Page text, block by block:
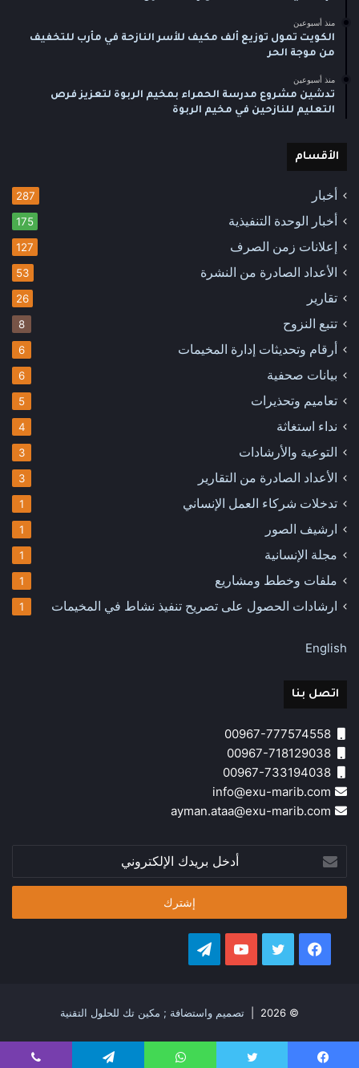
منذ أسبوعين
الكويت تمول توزيع ألف مكيف للأسر النازحة في مأرب للتخفيف
من موجة الحر
منذ أسبوعين
تدشين مشروع مدرسة الحمراء بمخيم الربوة لتعزيز فرص
التعليم للنازحين في مخيم الربوة
الأقسام
أخبار 287
أخبار الوحدة التنفيذية 175
إعلانات زمن الصرف 127
الأعداد الصادرة من النشرة 53
تقارير 26
تتبع النزوح 8
أرقام وتحديثات إدارة المخيمات 6
بيانات صحفية 6
تعاميم وتحذيرات 5
نداء استغاثة 4
التوعية والأرشادات 3
الأعداد الصادرة من التقارير 3
تدخلات شركاء العمل الإنساني 1
ارشيف الصور 1
مجلة الإنسانية 1
ملفات وخطط ومشاريع 1
ارشادات الحصول على تصريح تنفيذ نشاط في المخيمات 1
English
اتصل بنا
أدخل
بريدك
الإلكتروني
فيسبوك تويتر يوتيوب
© 2026 | تصميم واستضافة ; مكين تك للحلول التقنية